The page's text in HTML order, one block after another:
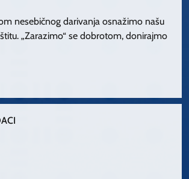
nesebičnog darivanja osnažimo našu
„Zarazimo“ se dobrotom, donirajmo